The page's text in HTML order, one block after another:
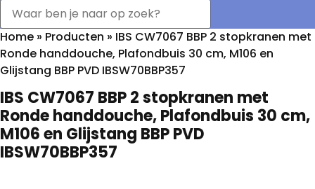
Home » Producten » IBS CW7067 BBP 2 stopkranen met
Ronde handdouche, Plafondbuis 30 cm, M106 en
Glijstang BBP PVD IBSW70BBP357
IBS CW7067 BBP 2 stopkranen met
Ronde handdouche, Plafondbuis 30 cm,
M106 en Glijstang BBP PVD
IBSW70BBP357